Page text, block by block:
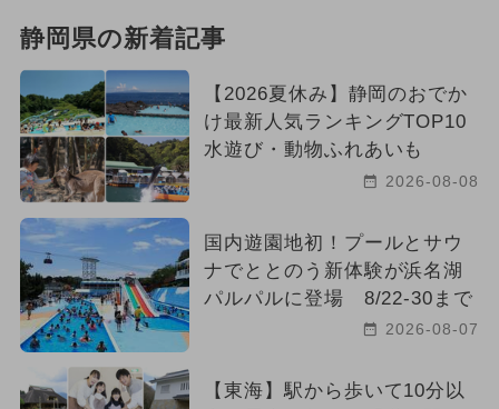
静岡県の新着記事
【2026夏休み】静岡のおでか
け最新人気ランキングTOP10
水遊び・動物ふれあいも
2026-08-08
国内遊園地初！プールとサウ
ナでととのう新体験が浜名湖
パルパルに登場 8/22-30まで
2026-08-07
【東海】駅から歩いて10分以